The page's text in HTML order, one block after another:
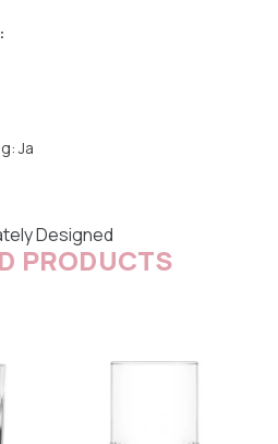
Ja
Designed
PRODUCTS